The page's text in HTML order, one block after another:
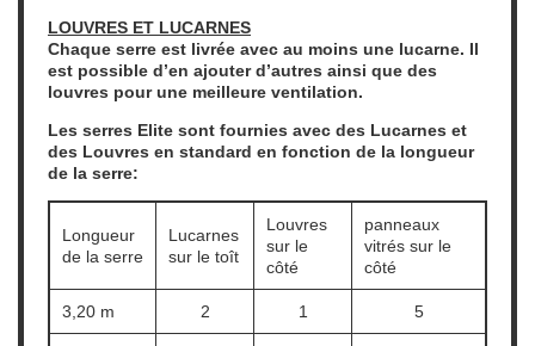
LOUVRES ET LUCARNES
Chaque serre est livrée avec au moins une lucarne. Il
est possible d’en ajouter d’autres ainsi que des
louvres pour une meilleure ventilation.
Les serres Elite sont fournies avec des Lucarnes et
des Louvres en standard en fonction de la longueur
de la serre:
Longueur
de la serre
Lucarnes
sur le toît
Louvres
sur le
côté
panneaux
vitrés sur le
côté
3,20 m 2 1 5